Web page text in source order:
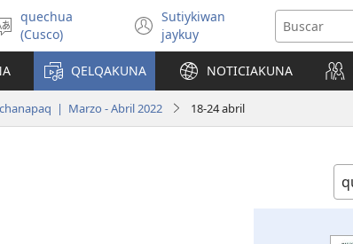
Simita
akllay
quechua
(Cusco)
Sutiykiwan
jaykuy(abre
una
nueva
ventana)
QELQAKUNA NOTICIAKUNA
| Marzo - Abril 2022 18-24 abril